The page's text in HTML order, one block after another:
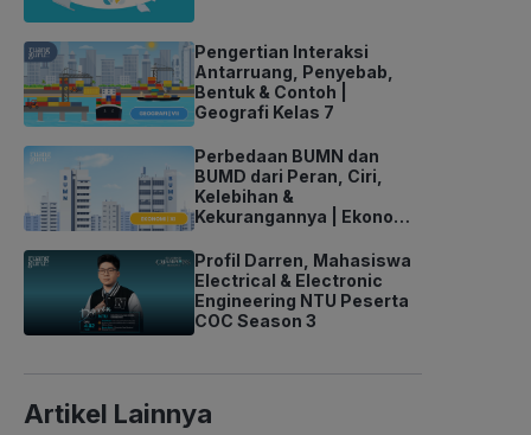
Pengertian Interaksi
Antarruang, Penyebab,
Bentuk & Contoh |
Geografi Kelas 7
Perbedaan BUMN dan
BUMD dari Peran, Ciri,
Kelebihan &
Kekurangannya | Ekonomi
Profil Darren, Mahasiswa
Electrical & Electronic
Engineering NTU Peserta
COC Season 3
Artikel Lainnya